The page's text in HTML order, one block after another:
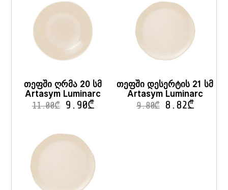
თეფში ღრმა 20 სმ
Artasym Luminarc
11.00₾ 9.90₾
თეფში დესერტის 21 სმ
Artasym Luminarc
9.80₾ 8.82₾